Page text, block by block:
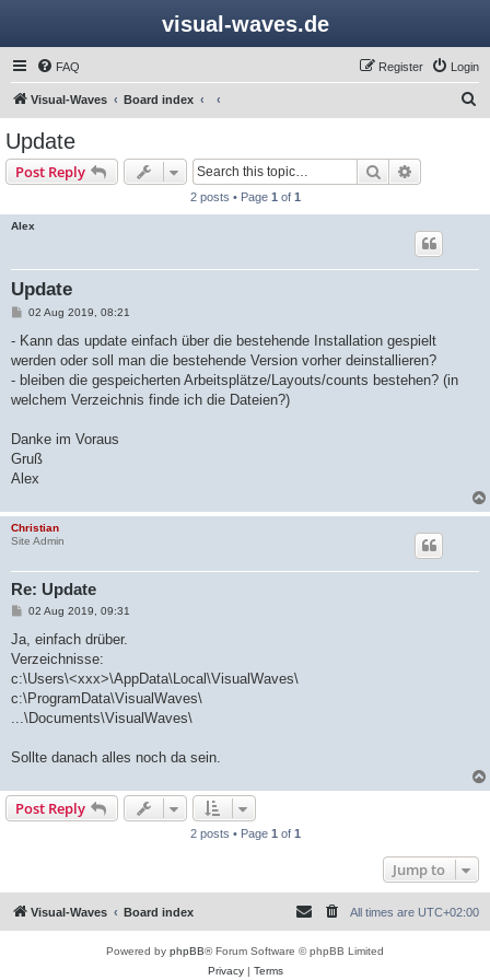
visual-waves.de
FAQ Login
Register
Visual-Waves Board index
Update
Post Reply Search
2 posts • Page 1 of 1
Alex
Update
P
s
02 Aug 2019, 08:21
- Kann das update einfach über die bestehende Installation gespielt
werden oder soll man die bestehende Version vorher deinstallieren?
- bleiben die gespeicherten Arbeitsplätze/Layouts/counts bestehen? (in
welchem Verzeichnis finde ich die Dateien?)
Danke im Voraus
Gruß
Alex
Christian
Site Admin
Re: Update
P
s
02 Aug 2019, 09:31
Ja, einfach drüber.
Verzeichnisse:
c:\Users\<xxx>\AppData\Local\VisualWaves\
c:\ProgramData\VisualWaves\
...\Documents\VisualWaves\
Sollte danach alles noch da sein.
Post Reply
2 posts • Page 1 of 1
Jump to
Visual-Waves Board index All times are UTC+02:00
Powered by phpBB® Forum Software © phpBB Limited
Privacy| Terms